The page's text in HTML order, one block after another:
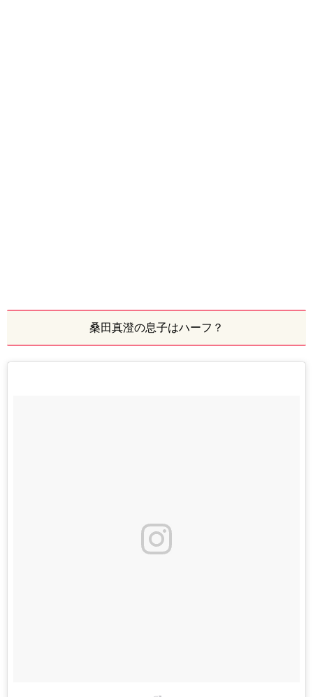
桑田真澄の息子はハーフ？